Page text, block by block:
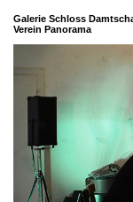
Galerie Schloss
Verein Panorama